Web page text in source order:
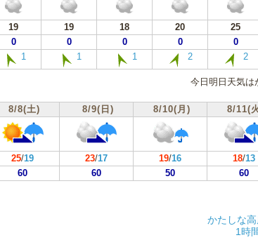
19 19 18 20 25
0 0 0 0 0
1 1 1 2 2
今日明日天気は
8/8(土) 8/9(日) 8/10(月) 8/11(
25/19 23/17 19/16 18/13
60 60 50 60
かたしな
1時